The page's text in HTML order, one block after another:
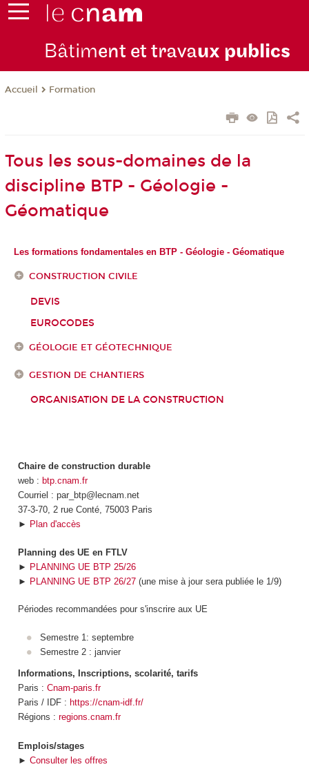
Bâtiment et travaux publics
Accueil Formation
Tous les sous-domaines de la
discipline BTP - Géologie -
Géomatique
Les formations fondamentales en BTP - Géologie - Géomatique
CONSTRUCTION CIVILE
DEVIS
EUROCODES
GÉOLOGIE ET GÉOTECHNIQUE
GESTION DE CHANTIERS
ORGANISATION DE LA CONSTRUCTION
Chaire de construction durable
web : btp.cnam.fr
Courriel : par_btp@lecnam.net
37-3-70, 2 rue Conté, 75003 Paris
► Plan d'accès
Planning des UE en FTLV
► PLANNING UE BTP 25/26
► PLANNING UE BTP 26/27(une mise à jour sera publiée le 1/9)
Périodes recommandées pour s'inscrire aux UE
Semestre 1: septembre
Semestre 2 : janvier
Informations, Inscriptions, scolarité, tarifs
Paris : Cnam-paris.fr
Paris / IDF : https://cnam-idf.fr/
Régions : regions.cnam.fr
Emplois/stages
► Consulter les offres